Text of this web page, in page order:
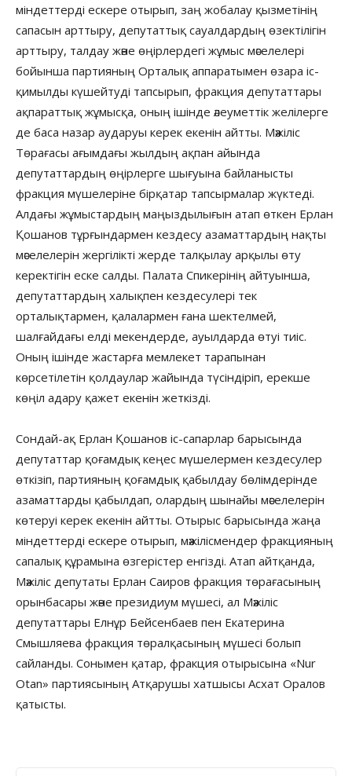
міндеттерді ескере отырып, заң жобалау қызметінің
сапасын арттыру, депутаттық сауалдардың өзектілігін
арттыру, талдау және өңірлердегі жұмыс мәселелері
бойынша партияның Орталық аппаратымен өзара іс-
қимылды күшейтуді тапсырып, фракция депутаттары
ақпараттық жұмысқа, оның ішінде әлеуметтік желілерге
де баса назар аударуы керек екенін айтты. Мәжіліс
Төрағасы ағымдағы жылдың ақпан айында
депутаттардың өңірлерге шығуына байланысты
фракция мүшелеріне бірқатар тапсырмалар жүктеді.
Алдағы жұмыстардың маңыздылығын атап өткен Ерлан
Қошанов тұрғындармен кездесу азаматтардың нақты
мәселелерін жергілікті жерде талқылау арқылы өту
керектігін еске салды. Палата Спикерінің айтуынша,
депутаттардың халықпен кездесулері тек
орталықтармен, қалалармен ғана шектелмей,
шалғайдағы елді мекендерде, ауылдарда өтуі тиіс.
Оның ішінде жастарға мемлекет тарапынан
көрсетілетін қолдаулар жайында түсіндіріп, ерекше
көңіл адару қажет екенін жеткізді.
Сондай-ақ Ерлан Қошанов іс-сапарлар барысында
депутаттар қоғамдық кеңес мүшелермен кездесулер
өткiзiп, партияның қоғамдық қабылдау бөлiмдерiнде
азаматтарды қабылдап, олардың шынайы мәселелерін
көтеруі керек екенін айтты. Отырыс барысында жаңа
міндеттерді ескере отырып, мәжілісмендер фракцияның
сапалық құрамына өзгерістер енгізді. Атап айтқанда,
Мәжіліс депутаты Ерлан Саиров фракция төрағасының
орынбасары және президиум мүшесі, ал Мәжіліс
депутаттары Елнұр Бейсенбаев пен Екатерина
Смышляева фракция төралқасының мүшесі болып
сайланды. Сонымен қатар, фракция отырысына «Nur
Otan» партиясының Атқарушы хатшысы Асхат Оралов
қатысты.